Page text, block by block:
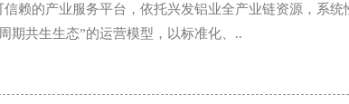
赖的产业服务平台，依托兴发铝业全产业链资源，系统
期共生生态”的运营模型，以标准化、..